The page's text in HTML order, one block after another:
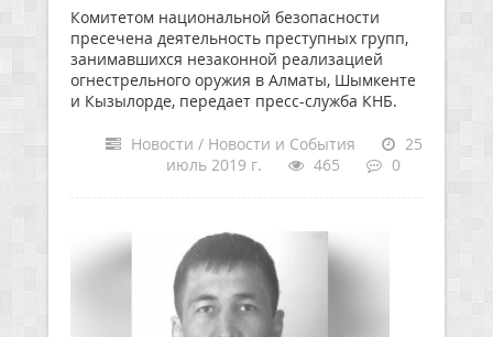
Комитетом национальной безопасности
пресечена деятельность преступных групп,
занимавшихся незаконной реализацией
огнестрельного оружия в Алматы, Шымкенте
и Кызылорде, передает пресс-служба КНБ.
Новости / Новости и События
25
июль 2019 г.
465 0